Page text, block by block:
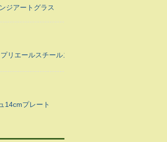
ジアートグラス
リエールスチールス
14cmプレート